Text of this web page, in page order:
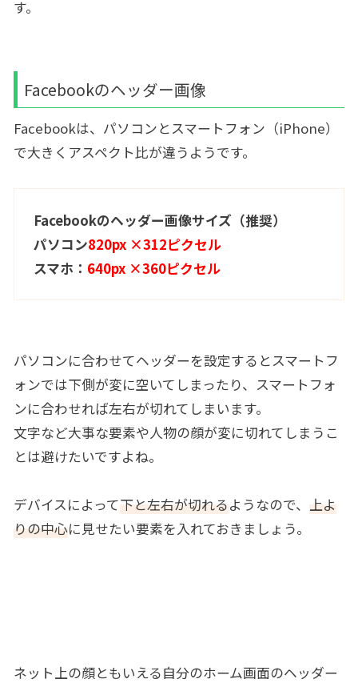
す。
Facebookのヘッダー画像
Facebookは、パソコンとスマートフォン（iPhone）
で大きくアスペクト比が違うようです。
Facebookのヘッダー画像サイズ（推奨）
パソコン820px ×312ピクセル
スマホ： 640px ×360ピクセル
パソコンに合わせてヘッダーを設定するとスマートフ
ォンでは下側が変に空いてしまったり、スマートフォ
ンに合わせれば左右が切れてしまいます。
文字など大事な要素や人物の顔が変に切れてしまうこ
とは避けたいですよね。
デバイスによって下と左右が切れるようなので、 上よ
りの中心に見せたい要素を入れておきましょう。
ネット上の顔ともいえる自分のホーム画面のヘッダー